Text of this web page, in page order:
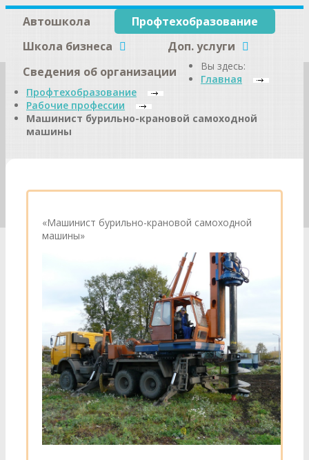
Автошкола
Профтехобразование
Школа бизнеса
Доп. услуги
Сведения об организации
Вы здесь:
Главная
Профтехобразование
Рабочие профессии
Машинист бурильно-крановой самоходной
машины
«Машинист бурильно-крановой самоходной
машины»